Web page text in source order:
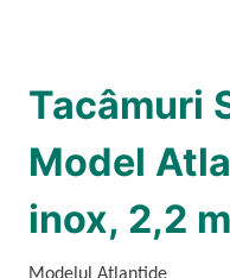
Tacâmuri
Model
inox, 2,2